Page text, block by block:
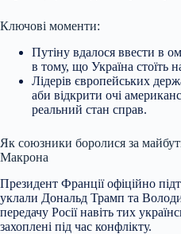
Ключові моменти:
Путіну вдалося ввести в
в тому, що Україна стоїть
Лідерів європейських
аби відкрити очі
реальний стан справ.
Як союзники боролися за
Макрона
Президент Франції офіційно
уклали Дональд Трамп та
передачу Росії навіть тих
захоплені під час конфлікту.